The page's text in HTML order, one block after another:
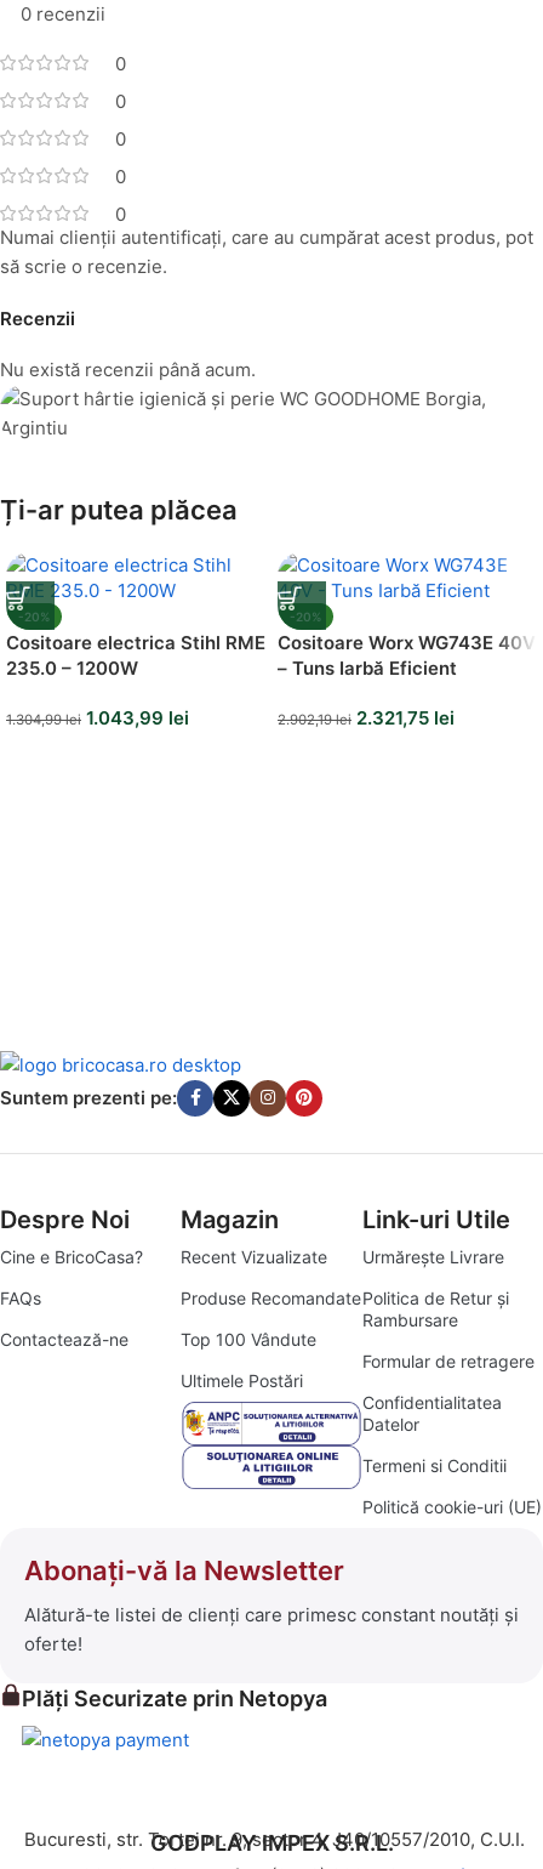
0 recenzii
0
0
0
0
0
Recenzii
Nu există recenzii până acum.
Numai clienții autentificați, care au cumpărat acest produs, pot
să scrie o recenzie.
Suporți Hârtie Igenică
Vezi Oferta
Ți-ar putea plăcea
-20%
Cositoare electrica Stihl RME
235.0 – 1200W
1.304,99lei 1.043,99 lei
-20%
Cositoare Worx WG743E 40V
– Tuns Iarbă Eficient
2.902,19lei 2.321,75 lei
Suntem prezenti pe:
Despre Noi
Cine e BricoCasa?
FAQs
Contactează-ne
Magazin
Recent Vizualizate
Produse Recomandate
Top 100 Vândute
Ultimele Postări
Link-uri Utile
Urmărește Livrare
Politica de Retur și
Rambursare
Formular de retragere
Confidentialitatea
Datelor
Termeni si Conditii
Politică cookie-uri (UE)
Abonați-vă la Newsletter
Alătură-te listei de clienți care primesc constant noutăți și
oferte!
Plăți Securizate prin Netopya
GODPLAY IMPEX S.R.L.
Bucuresti, str. Tortei nr. 9, sector 4, J40/10557/2010, C.U.I.